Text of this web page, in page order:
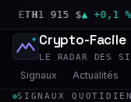
ETH1 915 $▲ +0,1 %
Crypto-Facile
LE RADAR DES
Signaux Actualités
SIGNAUX